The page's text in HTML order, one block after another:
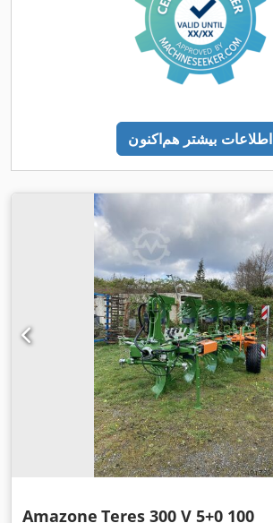
اطلاعات بیشتر هم‌اکنون
Amazone Teres 300 V 5+0 100